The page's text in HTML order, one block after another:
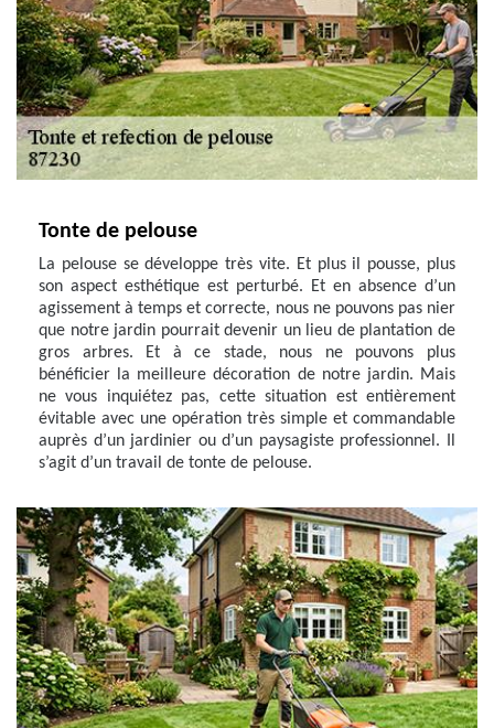
Tonte de pelouse
La pelouse se développe très vite. Et plus il pousse, plus
son aspect esthétique est perturbé. Et en absence d’un
agissement à temps et correcte, nous ne pouvons pas nier
que notre jardin pourrait devenir un lieu de plantation de
gros arbres. Et à ce stade, nous ne pouvons plus
bénéficier la meilleure décoration de notre jardin. Mais
ne vous inquiétez pas, cette situation est entièrement
évitable avec une opération très simple et commandable
auprès d’un jardinier ou d’un paysagiste professionnel. Il
s’agit d’un travail de tonte de pelouse.